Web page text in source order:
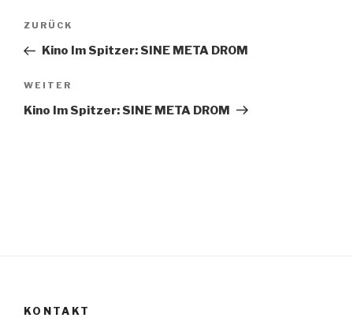
Beitragsnavigation
Vorheriger
Beitrag
ZURÜCK
Kino Im Spitzer: SINE META DROM
Nächster
Beitrag
WEITER
Kino Im Spitzer: SINE META DROM
KONTAKT